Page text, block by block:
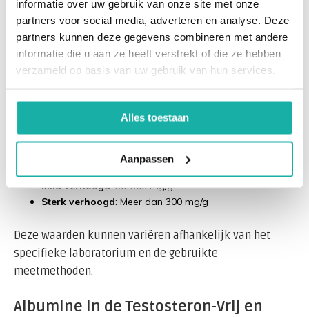
informatie over uw gebruik van onze site met onze
partners voor social media, adverteren en analyse. Deze
partners kunnen deze gegevens combineren met andere
informatie die u aan ze heeft verstrekt of die ze hebben
verzameld op basis van uw gebruik van hun services.
Alles toestaan
Aanpassen
diabetes, hoge bloeddruk of cardiovasculaire
aandoeningen. Nierfunctiestoornissen kunnen leiden
tot een verhoogde uitscheiding van albumine in de
urine, wat een indicator kan zijn van verminderde
Normaalwaarden voor de
Albumine/Creatinine Ratio
Mild verhoogd: 30-300 mg/g
Sterk verhoogd: Meer dan 300 mg/g
Deze waarden kunnen variëren afhankelijk van het
specifieke laboratorium en de gebruikte
meetmethoden.
Albumine in de Testosteron-Vrij en